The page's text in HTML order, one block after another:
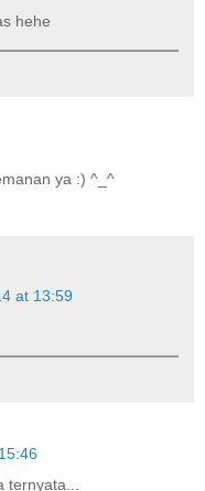
hehe
ya :) ^_^
at 13:59